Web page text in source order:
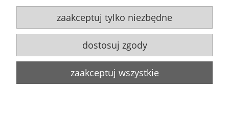
Stylowy kinkiet do pokoju KRISTAL AB
4158G/27/01
KOLORÓW
zaakceptuj tylko niezbędne
dostosuj zgody
zaakceptuj wszystkie